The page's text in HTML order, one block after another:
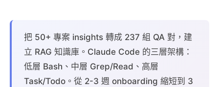
把 50+ 專案 insights 轉成 237 組 QA 對，建
立 RAG 知識庫。Claude Code 的三層架構：
低層 Bash、中層 Grep/Read、高層
Task/Todo。從 2-3 週 onboarding 縮短到 3